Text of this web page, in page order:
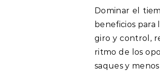
Dominar el
beneficios
giro y control,
ritmo de los
saques y